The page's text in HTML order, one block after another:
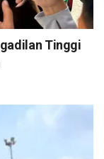
Tinggi